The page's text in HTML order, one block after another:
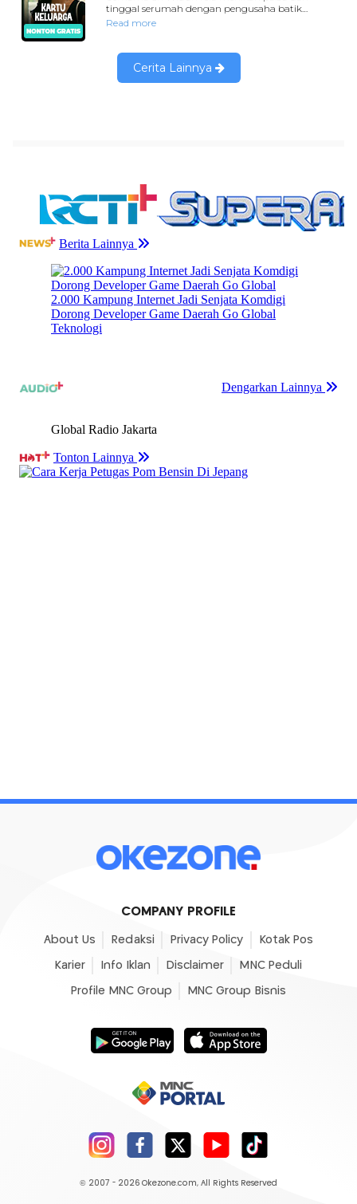
COMPANY PROFILE
About Us Redaksi Privacy Policy Kotak Pos
Karier Info Iklan Disclaimer MNC Peduli
Profile MNC Group MNC Group Bisnis
© 2007 - 2026 Okezone.com, All Rights Reserved